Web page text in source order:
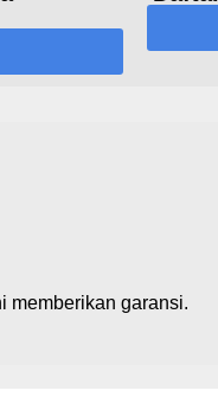
memberikan garansi.